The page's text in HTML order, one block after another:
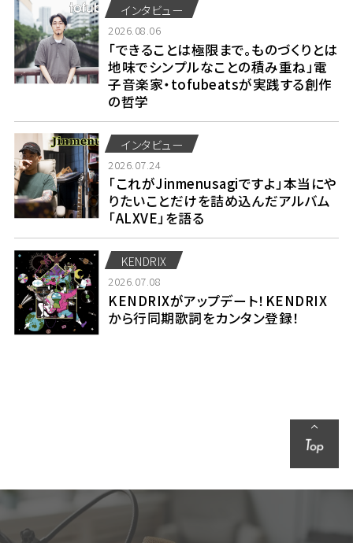
インタビュー
2026.08.06
「できることは極限まで。ものづくりとは
地味でシンプルなことの積み重ね」電
子音楽家・tofubeatsが実践する創作
の哲学
インタビュー
2026.07.24
「これがJinmenusagiですよ」本当にや
りたいことだけを詰め込んだアルバム
「ALXVE」を語る
KENDRIX
2026.07.08
KENDRIXがアップデート！KENDRIX
から行同期歌詞をカンタン登録！